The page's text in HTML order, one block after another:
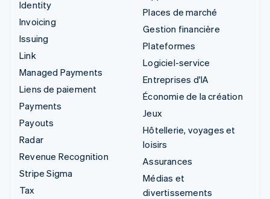
Identity
Invoicing
Issuing
Link
Managed Payments
Liens de paiement
Payments
Payouts
Radar
Revenue Recognition
Stripe Sigma
Tax
Places de marché
Gestion financière
Plateformes
Logiciel-service
Entreprises d'IA
Économie de la création
Jeux
Hôtellerie, voyages et
loisirs
Assurances
Médias et
divertissements